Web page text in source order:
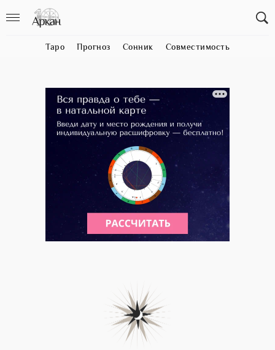
Таро Прогноз Сонник Совместимость